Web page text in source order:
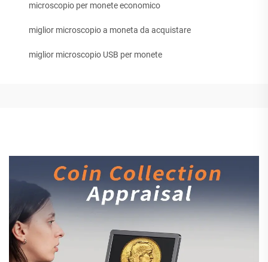
microscopio per monete economico
miglior microscopio a moneta da acquistare
miglior microscopio USB per monete